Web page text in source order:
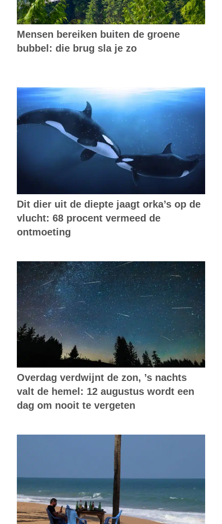
Mensen bereiken buiten de groene
bubbel: die brug sla je zo
Dit dier uit de diepte jaagt orka’s op de
vlucht: 68 procent vermeed de
ontmoeting
Overdag verdwijnt de zon, ’s nachts
valt de hemel: 12 augustus wordt een
dag om nooit te vergeten